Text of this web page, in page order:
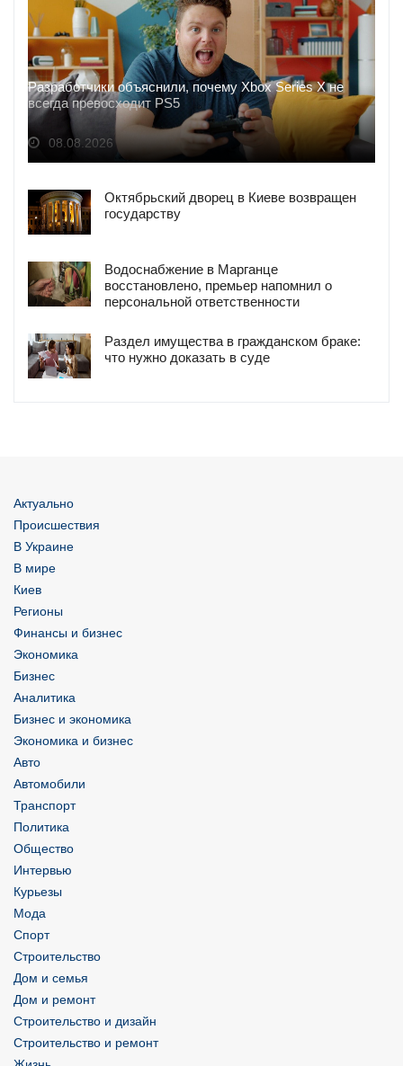
Разработчики объяснили, почему Xbox Series X не
всегда превосходит PS5
08.08.2026
Октябрьский дворец в Киеве возвращен
государству
Водоснабжение в Марганце
восстановлено, премьер напомнил о
персональной ответственности
Раздел имущества в гражданском браке:
что нужно доказать в суде
Актуально
Происшествия
В Украине
В мире
Киев
Регионы
Финансы и бизнес
Экономика
Бизнес
Аналитика
Бизнес и экономика
Экономика и бизнес
Авто
Автомобили
Транспорт
Политика
Общество
Интервью
Курьезы
Мода
Спорт
Строительство
Дом и семья
Дом и ремонт
Строительство и дизайн
Строительство и ремонт